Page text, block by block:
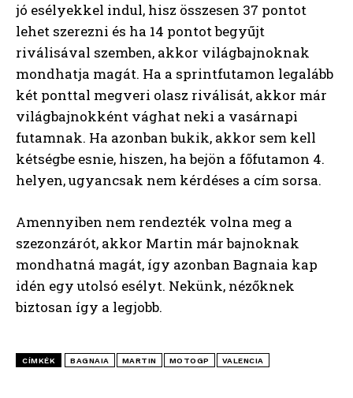
jó esélyekkel indul, hisz összesen 37 pontot
lehet szerezni és ha 14 pontot begyűjt
riválisával szemben, akkor világbajnoknak
mondhatja magát. Ha a sprintfutamon legalább
két ponttal megveri olasz riválisát, akkor már
világbajnokként vághat neki a vasárnapi
futamnak. Ha azonban bukik, akkor sem kell
kétségbe esnie, hiszen, ha bejön a főfutamon 4.
helyen, ugyancsak nem kérdéses a cím sorsa.
Amennyiben nem rendezték volna meg a
szezonzárót, akkor Martin már bajnoknak
mondhatná magát, így azonban Bagnaia kap
idén egy utolsó esélyt. Nekünk, nézőknek
biztosan így a legjobb.
CÍMKÉK BAGNAIA MARTIN MOTOGP VALENCIA